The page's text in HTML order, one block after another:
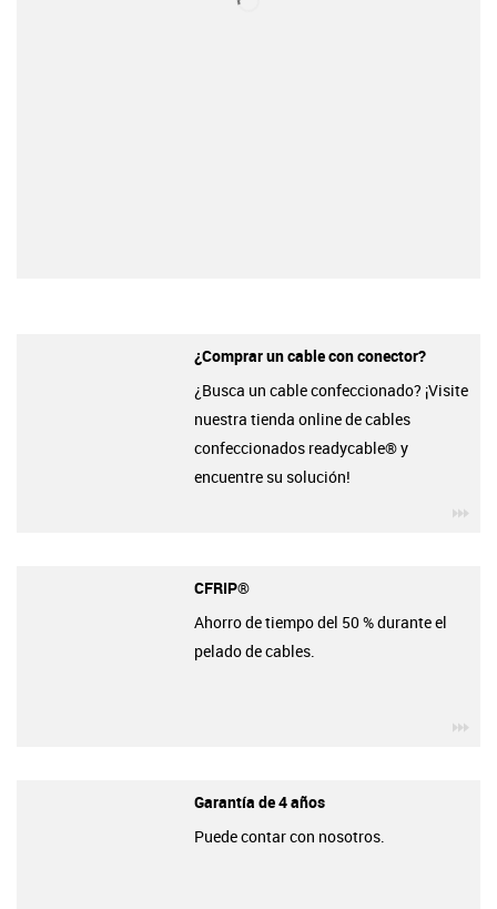
¿Comprar un cable con conector?
¿Busca un cable confeccionado? ¡Visite
nuestra tienda online de cables
confeccionados readycable® y
encuentre su solución!
CFRIP®
Ahorro de tiempo del 50 % durante el
pelado de cables.
Garantía de 4 años
Puede contar con nosotros.